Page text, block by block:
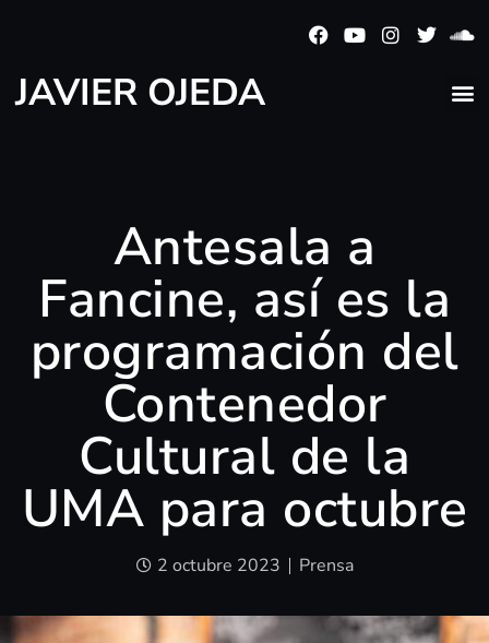
JAVIER OJEDA
Antesala a
Fancine, así es la
programación del
Contenedor
Cultural de la
UMA para octubre
2 octubre 2023 Prensa